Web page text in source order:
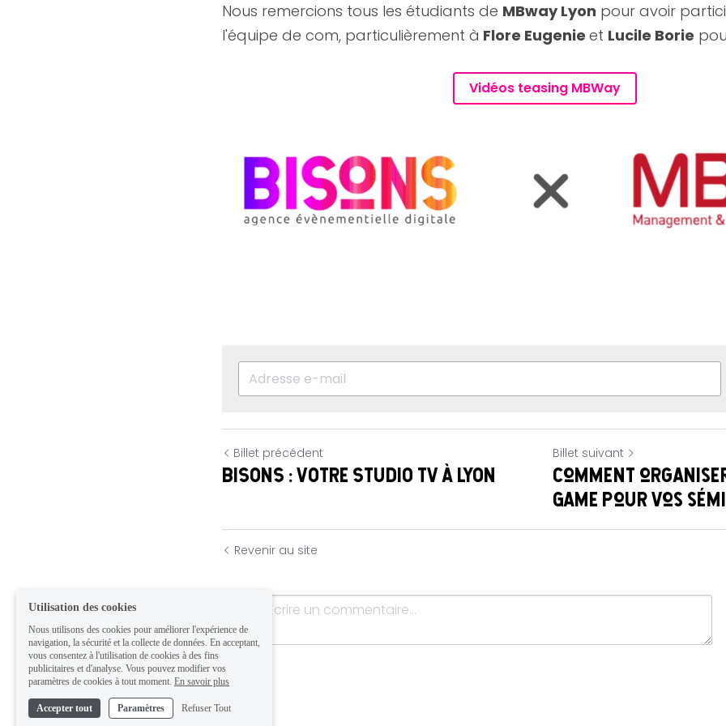
Nous remercions tous les étudiants de MBway Lyon pour avoir
l'équipe de com, particulièrement à Flore Eugenie et Lucile Borie
Vidéos teasing MBWay
Billet précédent
BISONS : VOTRE STUDIO TV À LYON
Billet suivant
Comment
Game pour vos
Revenir au site
Utilisation des cookies
Nous utilisons des cookies pour améliorer l'expérience de
navigation, la sécurité et la collecte de données. En acceptant,
vous consentez à l'utilisation de cookies à des fins
publicitaires et d'analyse. Vous pouvez modifier vos
paramètres de cookies à tout moment. En savoir plus
Accepter tout Paramètres Refuser Tout